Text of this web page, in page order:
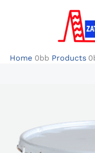
Home Products